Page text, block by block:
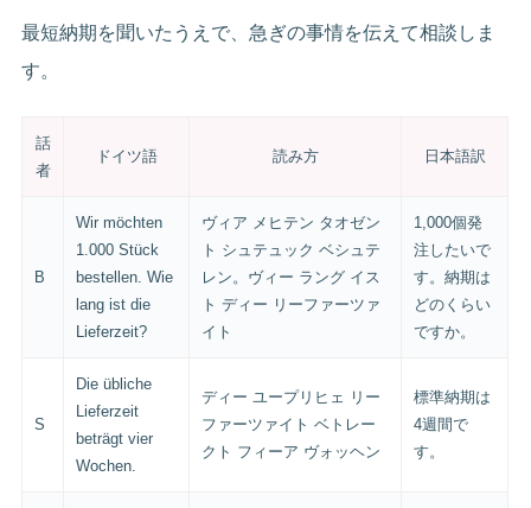
最短納期を聞いたうえで、急ぎの事情を伝えて相談しま
す。
話
者
ドイツ語 読み方 日本語訳
B
Wir möchten
1.000 Stück
bestellen. Wie
lang ist die
Lieferzeit?
ヴィア メヒテン タオゼン
ト シュテュック ベシュテ
レン。ヴィー ラング イス
ト ディー リーファーツァ
イト
1,000個発
注したいで
す。納期は
どのくらい
ですか。
S
Die übliche
Lieferzeit
beträgt vier
Wochen.
ディー ユープリヒェ リー
ファーツァイト ベトレー
クト フィーア ヴォッヘン
標準納期は
4週間で
す。